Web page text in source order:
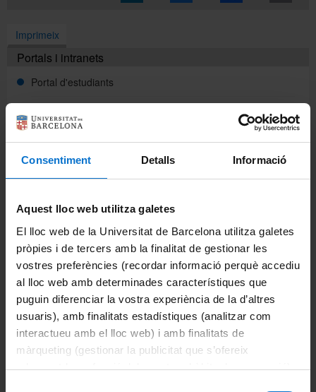
Consentiment Detalls Informació
Aquest lloc web utilitza galetes
El lloc web de la Universitat de Barcelona utilitza galetes
pròpies i de tercers amb la finalitat de gestionar les
vostres preferències (recordar informació perquè accediu
al lloc web amb determinades característiques que
puguin diferenciar la vostra experiència de la d’altres
usuaris), amb finalitats estadístiques (analitzar com
interactueu amb el lloc web) i amb finalitats de
màrqueting (gestionar la publicitat que s’ofereix
adequant-la en funció dels vostres hàbits de navegació).
La Facultat
Coneix la facultat
Organització i estructura
Sistema de qualitat
Activitat de la facultat
Acte de graduació
Imprimeix
Portals i intranets
Portal d'estudiants
Campus Virtual